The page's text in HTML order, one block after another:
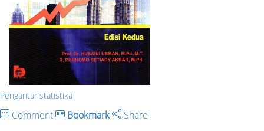
Pengantar statistika
Comment Bookmark Share